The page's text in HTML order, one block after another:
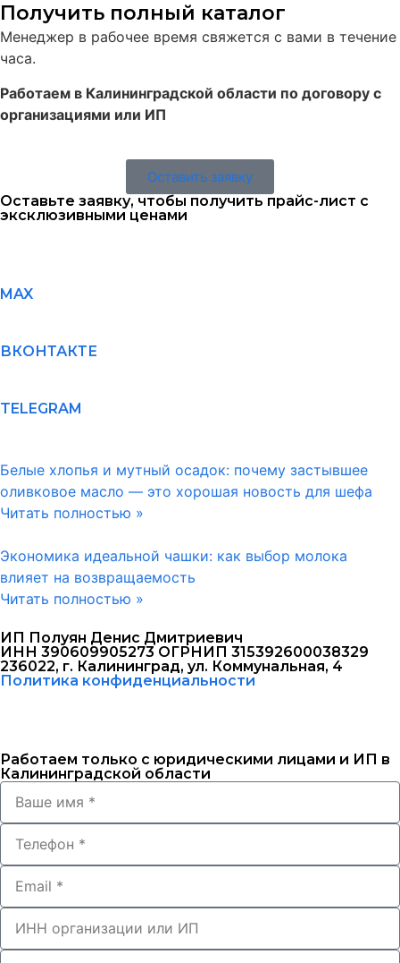
Получить полный каталог
Менеджер в рабочее время свяжется с вами в течение
часа.
Работаем в Калининградской области по договору с
организациями или ИП
Оставить заявку
Оставьте заявку, чтобы получить прайс-лист с
эксклюзивными ценами
MAX
ВКОНТАКТЕ
TELEGRAM
Белые хлопья и мутный осадок: почему застывшее
оливковое масло — это хорошая новость для шефа
Читать полностью »
Экономика идеальной чашки: как выбор молока
влияет на возвращаемость
Читать полностью »
ИП Полуян Денис Дмитриевич
ИНН 390609905273 ОГРНИП 315392600038329
236022, г. Калининград, ул. Коммунальная, 4
Политика конфиденциальности
Работаем только с юридическими лицами и ИП в
Калининградской области